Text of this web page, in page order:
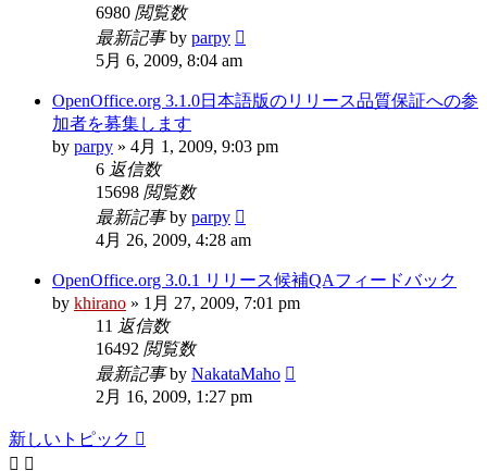
6980 閲覧数
最新記事by parpy
5月 6, 2009, 8:04 am
OpenOffice.org 3.1.0日本語版のリリース品質保証への参
加者を募集します
by parpy » 4月 1, 2009, 9:03 pm
6 返信数
15698 閲覧数
最新記事by parpy
4月 26, 2009, 4:28 am
OpenOffice.org 3.0.1 リリース候補QAフィードバック
by khirano » 1月 27, 2009, 7:01 pm
11 返信数
16492 閲覧数
最新記事by NakataMaho
2月 16, 2009, 1:27 pm
新しいトピック